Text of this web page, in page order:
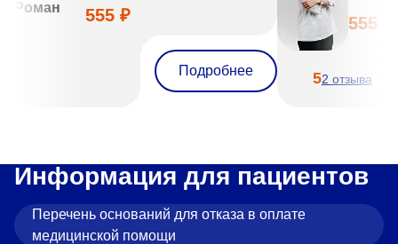
555 ₽
Подробнее
555 ₽
52 отзыва
Информация для пациентов
Перечень оснований для отказа в оплате
медицинской помощи